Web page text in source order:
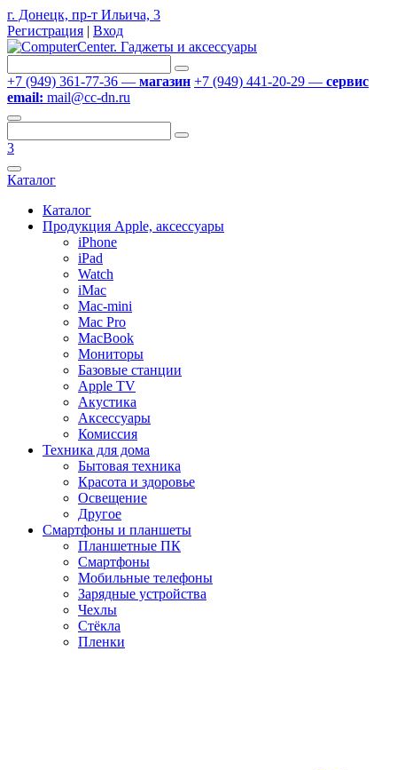
г. Донецк, пр-т Ильича, 3
Регистрация | Вход
+7 (949) 361-77-36 — магазин +7 (949) 441-20-29 — сервис
email: mail@cc-dn.ru
3
Каталог
Каталог
Продукция Apple, аксессуары
iPhone
iPad
Watch
iMac
Mac-mini
Mac Pro
MacBook
Мониторы
Базовые станции
Apple TV
Акустика
Аксессуары
Комиссия
Техника для дома
Бытовая техника
Красота и здоровье
Освещение
Другое
Смартфоны и планшеты
Планшетные ПК
Смартфоны
Мобильные телефоны
Зарядные устройства
Чехлы
Стёкла
Пленки